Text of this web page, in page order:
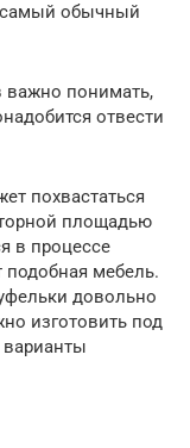
самый обычный
важно понимать,
отвести
похвастаться
площадью
в процессе
подобная мебель.
довольно
изготовить под
варианты